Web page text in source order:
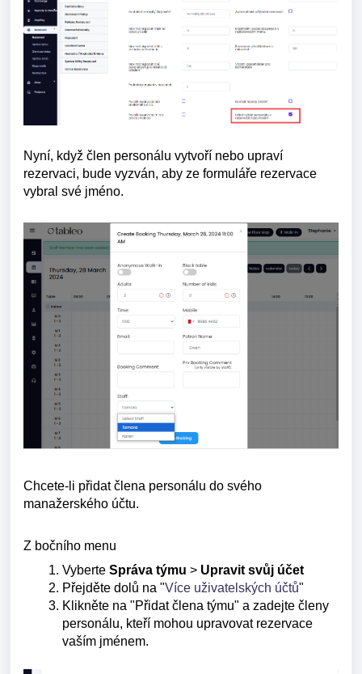
Nyní, když člen personálu vytvoří nebo upraví
rezervaci, bude vyzván, aby ze formuláře rezervace
vybral své jméno.
Chcete-li přidat člena personálu do svého
manažerského účtu.
Z bočního menu
Vyberte Správa týmu > Upravit svůj účet
Přejděte dolů na "Více uživatelských účtů"
Klikněte na "Přidat člena týmu" a zadejte členy
personálu, kteří mohou upravovat rezervace
vaším jménem.